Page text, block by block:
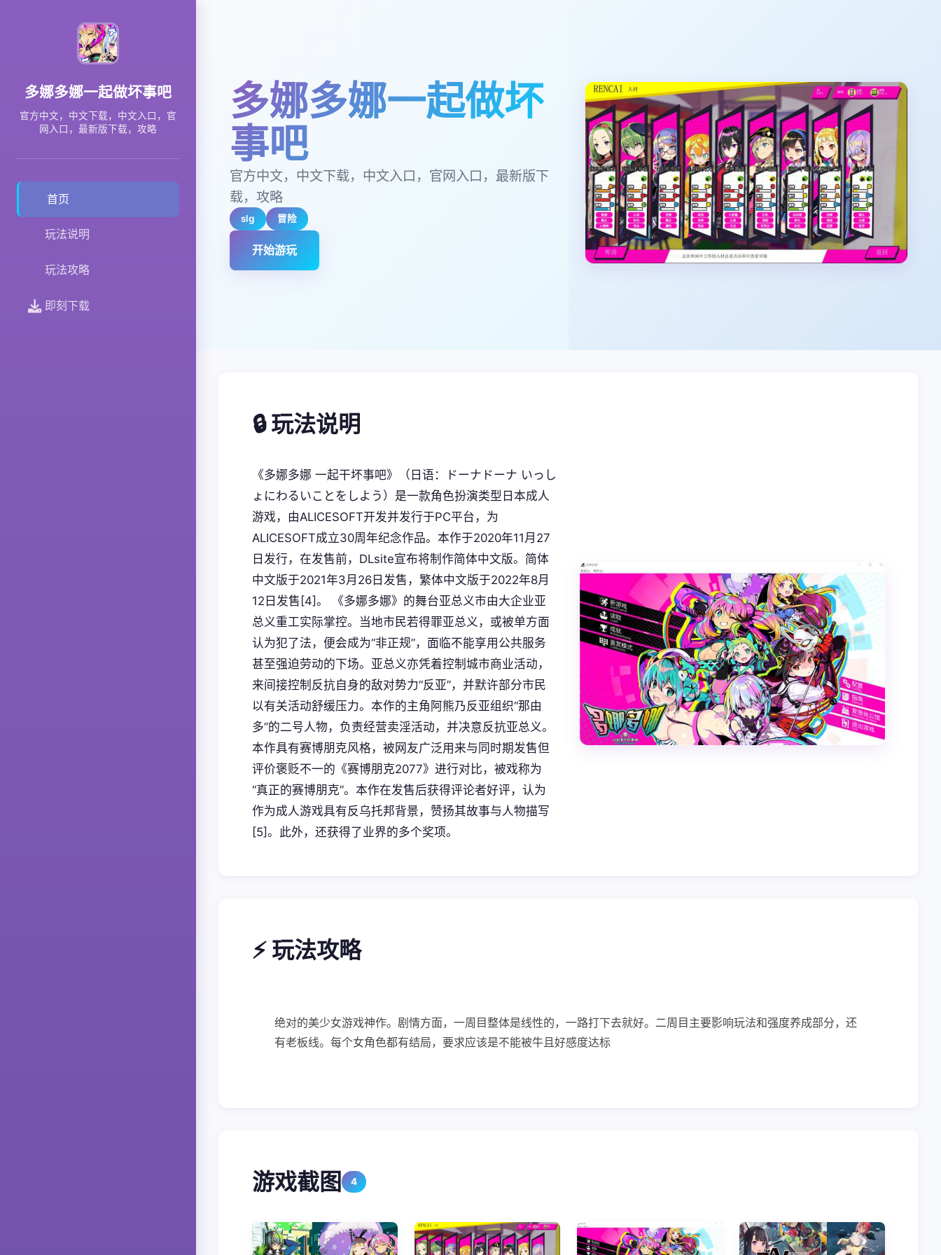
多娜多娜一起做坏事吧
官方中文，中文下载，中文入口，官
网入口，最新版下载，攻略
首页
玩法说明
玩法攻略
即刻下载
多娜多娜一起做坏
事吧
官方中文，中文下载，中文入口，官网入口，最新版下
载，攻略
slg 冒险
开始游玩
🔒 玩法说明
《多娜多娜 一起干坏事吧》（日语：ドーナドーナ いっし
ょにわるいことをしよう）是一款角色扮演类型日本成人
游戏，由ALICESOFT开发并发行于PC平台，为
ALICESOFT成立30周年纪念作品。本作于2020年11月27
日发行，在发售前，DLsite宣布将制作简体中文版。简体
中文版于2021年3月26日发售，繁体中文版于2022年8月
12日发售[4]。 《多娜多娜》的舞台亚总义市由大企业亚
总义重工实际掌控。当地市民若得罪亚总义，或被单方面
认为犯了法，便会成为“非正规”，面临不能享用公共服务
甚至强迫劳动的下场。亚总义亦凭着控制城市商业活动，
来间接控制反抗自身的敌对势力“反亚”，并默许部分市民
以有关活动舒缓压力。本作的主角阿熊乃反亚组织“那由
多”的二号人物，负责经营卖淫活动，并决意反抗亚总义。
本作具有赛博朋克风格，被网友广泛用来与同时期发售但
评价褒贬不一的《赛博朋克2077》进行对比，被戏称为
“真正的赛博朋克”。本作在发售后获得评论者好评，认为
作为成人游戏具有反乌托邦背景，赞扬其故事与人物描写
[5]。此外，还获得了业界的多个奖项。
⚡ 玩法攻略
绝对的美少女游戏神作。剧情方面，一周目整体是线性的，一路打下去就好。二周目主要影响玩法和强度养成部分，还
有老板线。每个女角色都有结局，要求应该是不能被牛且好感度达标
游戏截图 4